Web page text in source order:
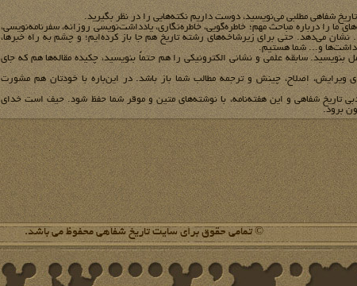
شفاهي مطلبي مي‌نويسيد، دوست داريم نکته‌هايي را در نظر بگيريد.
ما را درباره مباحث مهم؛ خاطره‌گويي، خاطره‌نگاري، يادداشت‌نويسي روزانه، سفرنامه‌نويسي،
نشان مي‌دهد. حتي براي زيرشاخه‌هاي رشته تاريخ هم جا باز کرده‌ايم؛ و چشم به راه خبرها،
و... شما هستيم.
بنويسيد. سابقه علمي و نشاني الکترونيکي را هم حتماً بنويسيد، چکيده مقاله‌ها هم که جاي
ويرايش، اصلاح، چينش و ترجمه مطالب شما باز باشد. در اين‌باره با خودتان هم مشورت
تاريخ شفاهي و اين هفته‌نامه، با نوشته‌هاي متين و موقر شما حفظ شود. حيف است خداي
برود.
© تمامی حقوق برای سایت تاریخ شفاهی محفوظ می باشد.